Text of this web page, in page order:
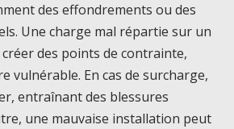
des effondrements ou des
Une charge mal répartie sur un
des points de contrainte,
vulnérable. En cas de surcharge,
entraînant des blessures
une mauvaise installation peut